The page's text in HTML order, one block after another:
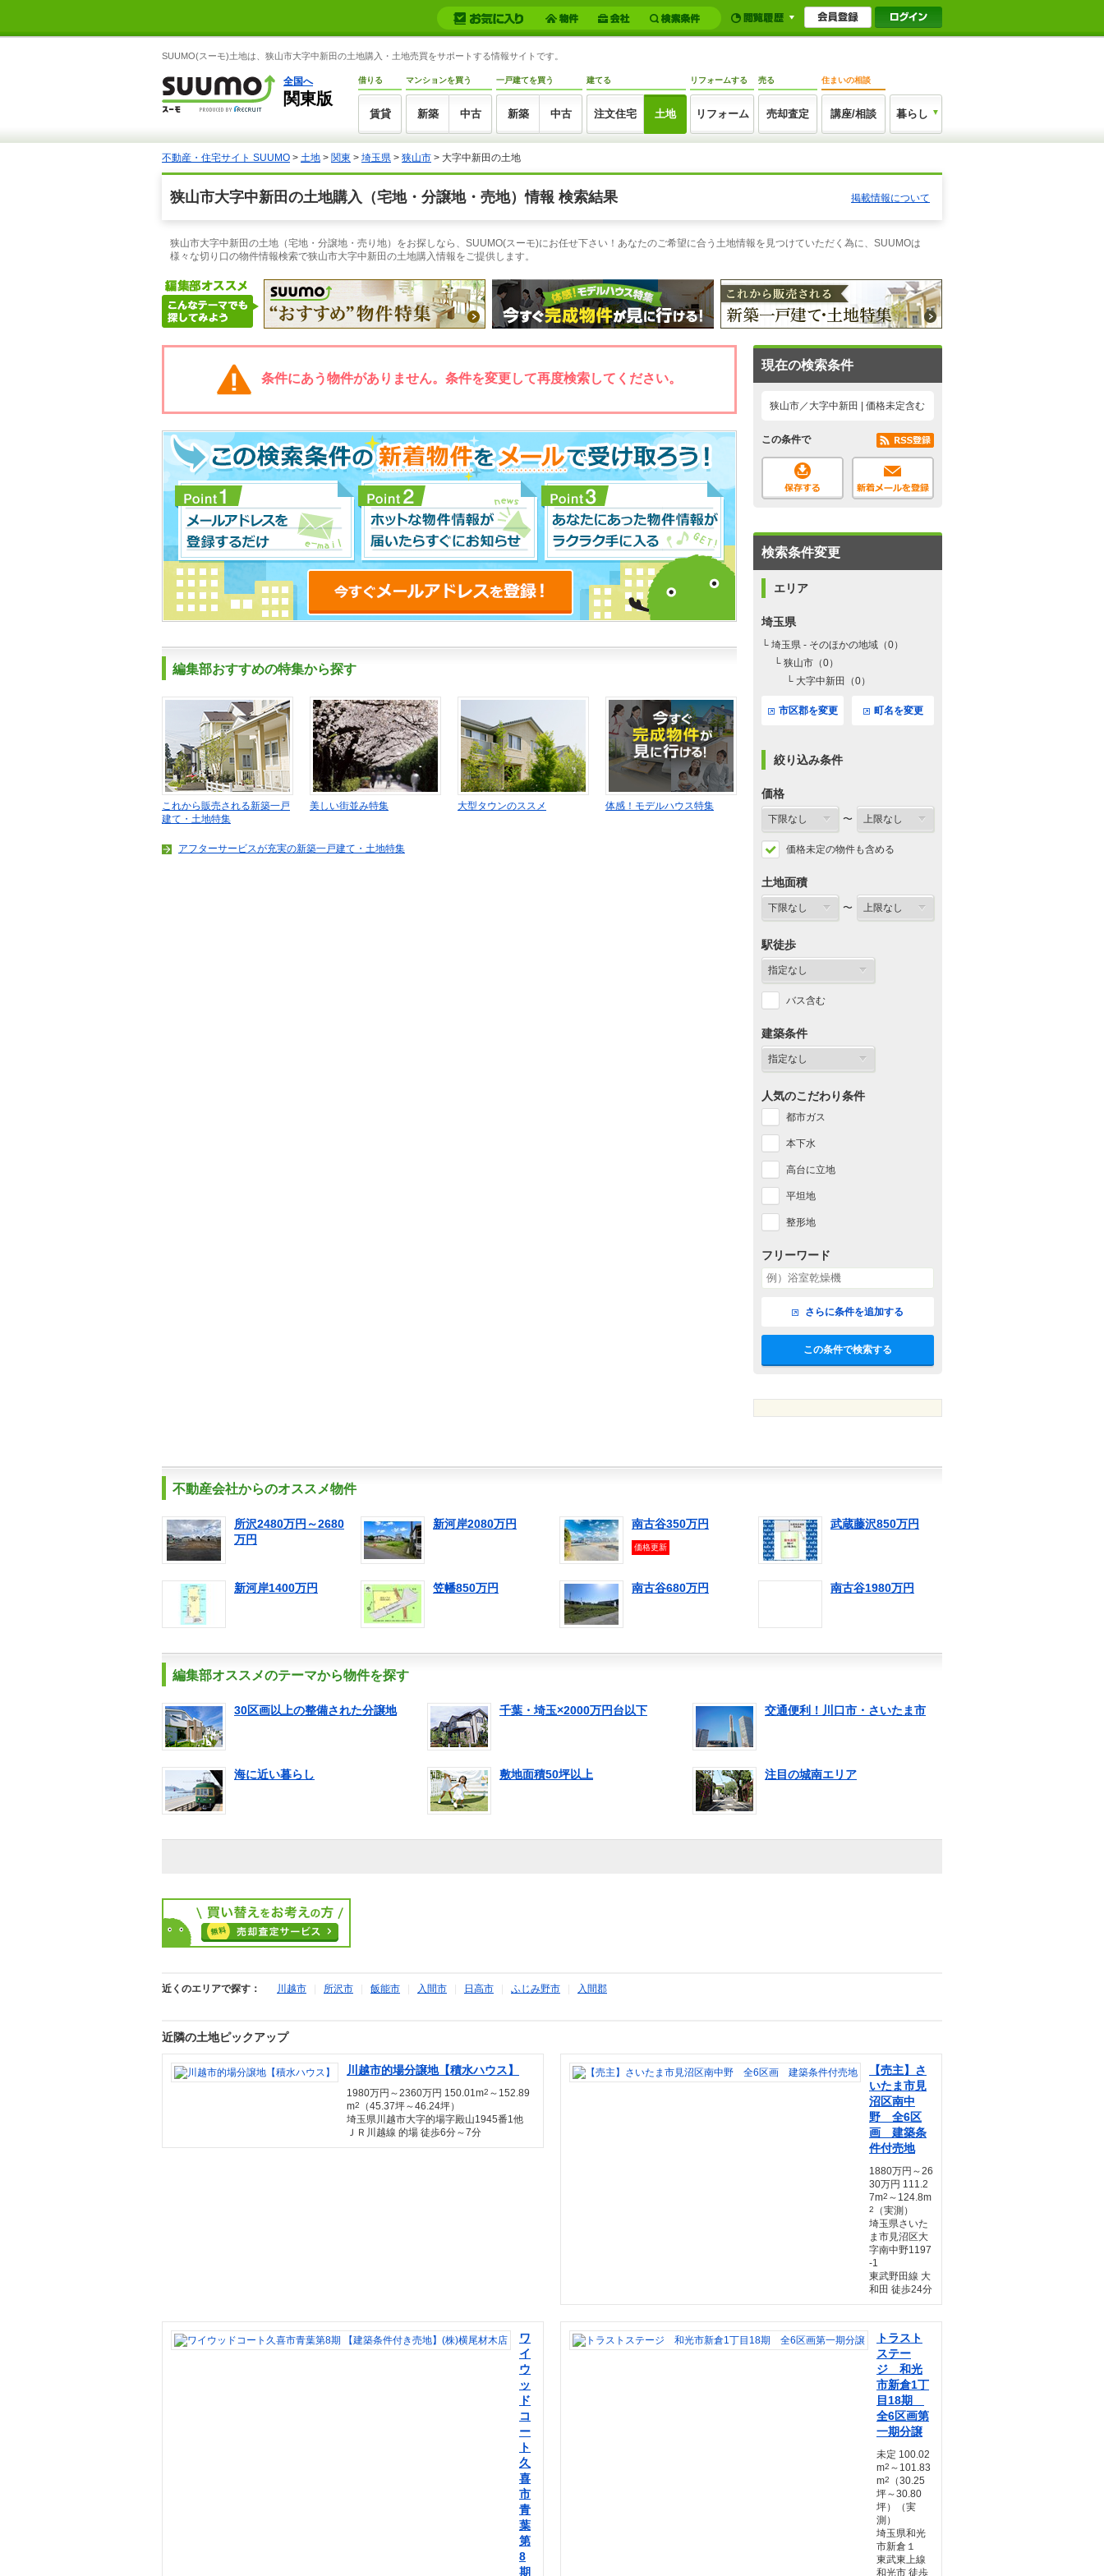
SUUMO(スーモ)土地は、狭山市大字中新田の土地購入・土地売買をサポートする情報サイトです。
全国へ
関東版
借りる
賃貸
マンションを買う
新築 中古
一戸建てを買う
新築 中古
建てる
注文住宅 土地
リフォームする
リフォーム
売る
売却査定
住まいの相談
講座/相談 暮らし
不動産・住宅サイト SUUMO > 土地 > 関東 > 埼玉県 > 狭山市 > 大字中新田の土地
狭山市大字中新田の土地購入（宅地・分譲地・売地）情報 検索結果 掲載情報について
狭山市大字中新田の土地（宅地・分譲地・売り地）をお探しなら、SUUMO(スーモ)にお任せ下さい！あなたのご希望に合う土地情報を見つけていただく為に、SUUMOは
様々な切り口の物件情報検索で狭山市大字中新田の土地購入情報をご提供します。
条件にあう物件がありません。条件を変更して再度検索してください。
編集部おすすめの特集から探す
これから販売される新築一戸
建て・土地特集
美しい街並み特集 大型タウンのススメ 体感！モデルハウス特集
アフターサービスが充実の新築一戸建て・土地特集
現在の検索条件
狭山市／大字中新田 | 価格未定含む
この条件で
検索条件変更
エリア
埼玉県
└ 埼玉県 - そのほかの地域（0）
└ 狭山市（0）
└ 大字中新田（0）
市区郡を変更 町名を変更
絞り込み条件
価格
〜
価格未定の物件も含める
土地面積
〜
駅徒歩
バス含む
建築条件
人気のこだわり条件
都市ガス
本下水
高台に立地
平坦地
整形地
フリーワード
さらに条件を追加する
この条件で検索する
不動産会社からのオススメ物件
所沢2480万円～2680
万円
新河岸2080万円 南古谷350万円
価格更新
武蔵藤沢850万円
新河岸1400万円 笠幡850万円 南古谷680万円 南古谷1980万円
編集部オススメのテーマから物件を探す
30区画以上の整備された分譲地 千葉・埼玉×2000万円台以下 交通便利！川口市・さいたま市
海に近い暮らし 敷地面積50坪以上 注目の城南エリア
近くのエリアで探す： 川越市 所沢市 飯能市 入間市 日高市 ふじみ野市 入間郡
近隣の土地ピックアップ
川越市的場分譲地【積水ハウス】
1980万円～2360万円 150.01m2 ～152.89
m2
（45.37坪～46.24坪）
埼玉県川越市大字的場字殿山1945番1他
ＪＲ川越線 的場 徒歩6分～7分
【売主】さ
いたま市見
沼区南中
野 全6区
画 建築条
件付売地
1880万円～26
30万円 111.2
7m2 ～124.8m
2
（実測）
埼玉県さいた
ま市見沼区大
字南中野1197
-1
東武野田線 大
和田 徒歩24分
ワ
イ
ウ
ッ
ド
コ
ー
ト
久
喜
市
青
葉
第
8
期
トラスト
ステー
ジ 和光
市新倉1丁
目18期
全6区画第
一期分譲
未定 100.02
m2 ～101.83
m2
（30.25
坪～30.80
坪）（実
測）
埼玉県和光
市新倉１
東武東上線
和光市 徒歩